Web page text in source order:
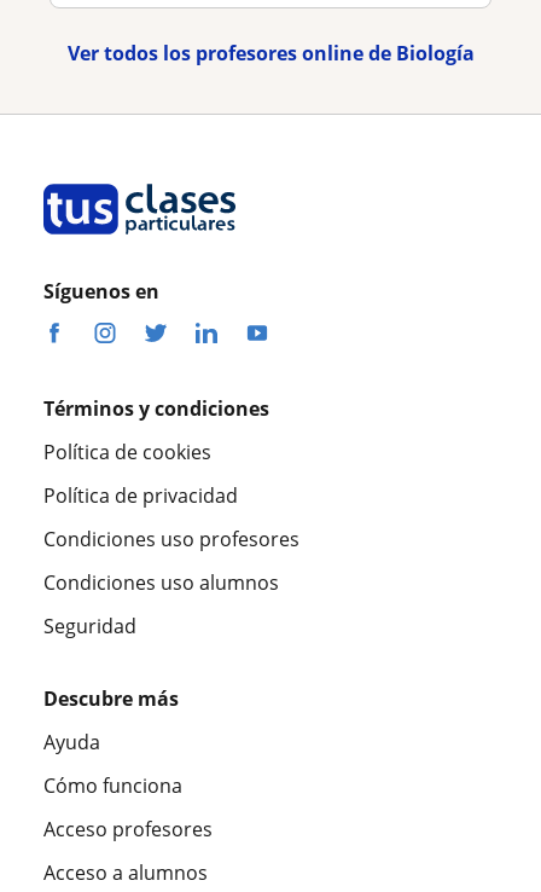
Ver todos los profesores online de Biología
Síguenos en
Términos y condiciones
Política de cookies
Política de privacidad
Condiciones uso profesores
Condiciones uso alumnos
Seguridad
Descubre más
Ayuda
Cómo funciona
Acceso profesores
Acceso a alumnos